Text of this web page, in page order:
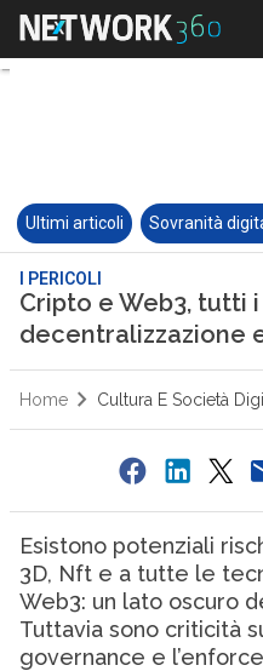
Ultimi articoli Sovranità
I PERICOLI
Cripto e Web3, tutti
decentralizzazione
Home Cultura E Società
Esistono potenziali
3D, Nft e a tutte le
Web3: un lato oscuro
Tuttavia sono criticità
governance e